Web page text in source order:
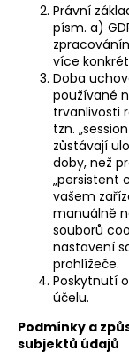
Právní
písm. a)
více
Doba
používané
trvanlivosti
tzn.
zůstávají
doby, než
„persistent
vašem
manuálně
souborů
nastavení
prohlížeče.
Poskytnutí
účelu.
Podmínky a
subjektů údajů